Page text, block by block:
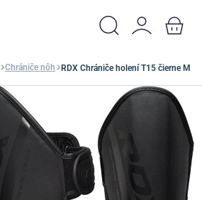
Chrániče nôh RDX Chrániče holení T15 čierne M